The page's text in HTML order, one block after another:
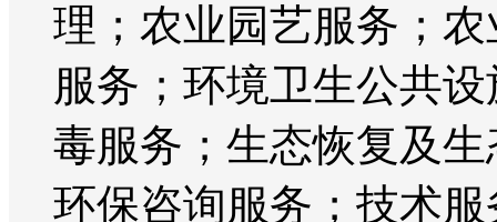
理；农业园艺服务；
服务；环境卫生公共
毒服务；生态恢复及
环保咨询服务；技术